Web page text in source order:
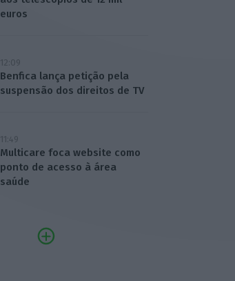
euros
12:09
Benfica lança petição pela
suspensão dos direitos de TV
11:49
Multicare foca website como
ponto de acesso à área
saúde